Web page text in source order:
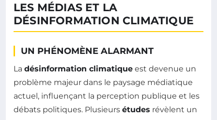
LES MÉDIAS ET LA
DÉSINFORMATION CLIMATIQUE
UN PHÉNOMÈNE ALARMANT
La désinformation climatique est devenue un
problème majeur dans le paysage médiatique
actuel, influençant la perception publique et les
débats politiques. Plusieurs études révèlent un